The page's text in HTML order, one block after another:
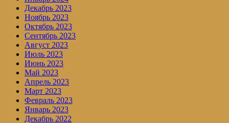
Декабрь 2023
Ноябрь 2023
Октябрь 2023
Сентябрь 2023
Август 2023
Июль 2023
Июнь 2023
Май 2023
Апрель 2023
Март 2023
Февраль 2023
Январь 2023
Декабрь 2022